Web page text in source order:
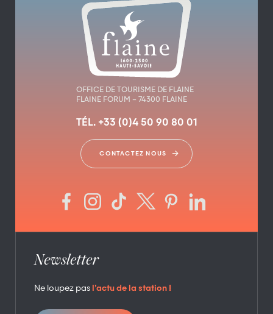
OFFICE DE TOURISME DE FLAINE
FLAINE FORUM – 74300 FLAINE
TÉL. +33 (0)4 50 90 80 01
CONTACTEZ NOUS
Newsletter
Ne loupez pas l’actu de la station !